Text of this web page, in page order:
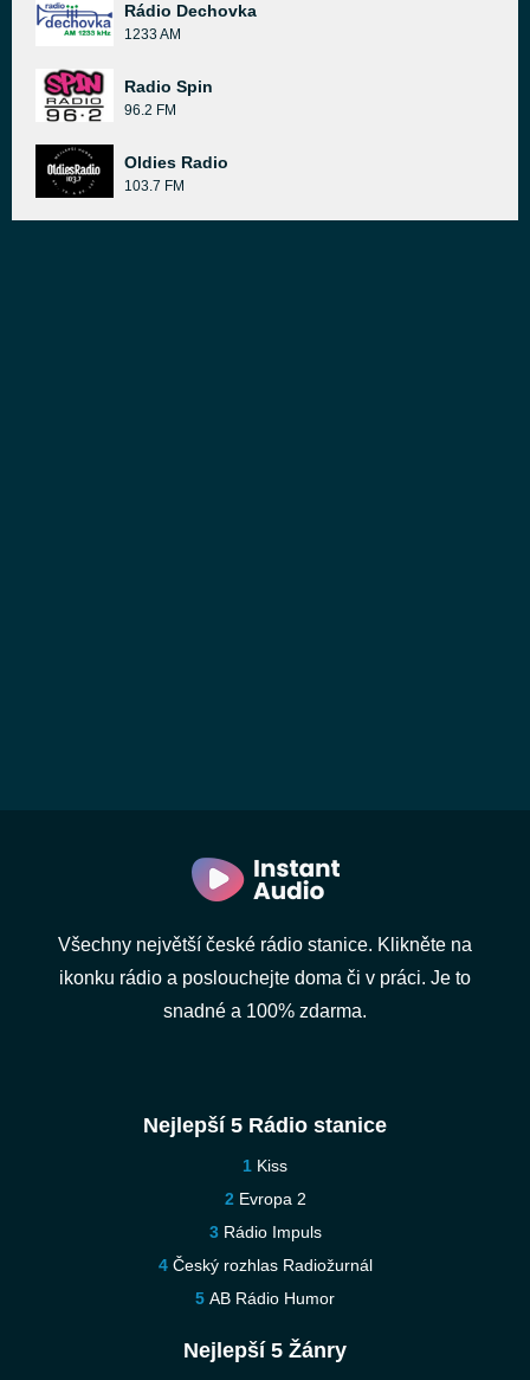
Rádio Dechovka
1233 AM
Radio Spin
96.2 FM
Oldies Radio
103.7 FM
Všechny největší české rádio stanice. Klikněte na
ikonku rádio a poslouchejte doma či v práci. Je to
snadné a 100% zdarma.
Nejlepší 5 Rádio stanice
Kiss
Evropa 2
Rádio Impuls
Český rozhlas Radiožurnál
AB Rádio Humor
Nejlepší 5 Žánry